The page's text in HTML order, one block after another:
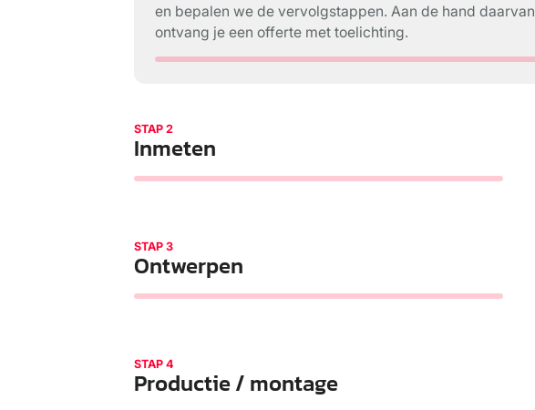
en bepalen we de vervolgstappen. Aan de hand daarvan
ontvang je een offerte met toelichting.
STAP 2
Inmeten
STAP 3
Ontwerpen
STAP 4
Productie / montage